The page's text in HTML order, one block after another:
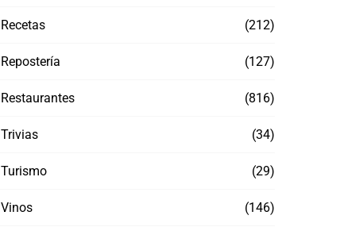
Recetas (212)
Repostería (127)
Restaurantes (816)
Trivias (34)
Turismo (29)
Vinos (146)